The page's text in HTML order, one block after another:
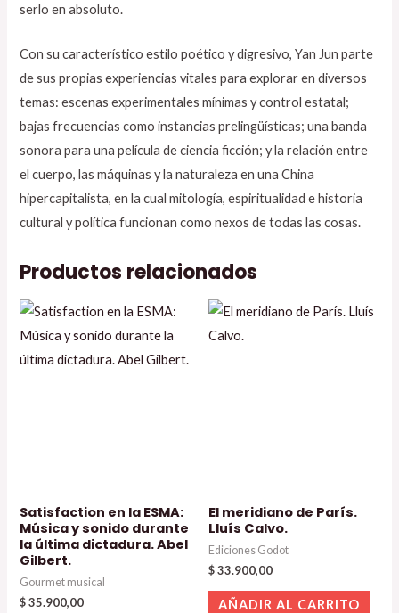
serlo en absoluto.
Con su característico estilo poético y digresivo, Yan Jun parte
de sus propias experiencias vitales para explorar en diversos
temas: escenas experimentales mínimas y control estatal;
bajas frecuencias como instancias prelingüísticas; una banda
sonora para una película de ciencia ficción; y la relación entre
el cuerpo, las máquinas y la naturaleza en una China
hipercapitalista, en la cual mitología, espiritualidad e historia
cultural y política funcionan como nexos de todas las cosas.
Productos relacionados
Satisfaction en la ESMA:
Música y sonido durante
la última dictadura. Abel
Gilbert.
Gourmet musical
$35.900,00
El meridiano de París.
Lluís Calvo.
Ediciones Godot
$33.900,00
AÑADIR AL CARRITO